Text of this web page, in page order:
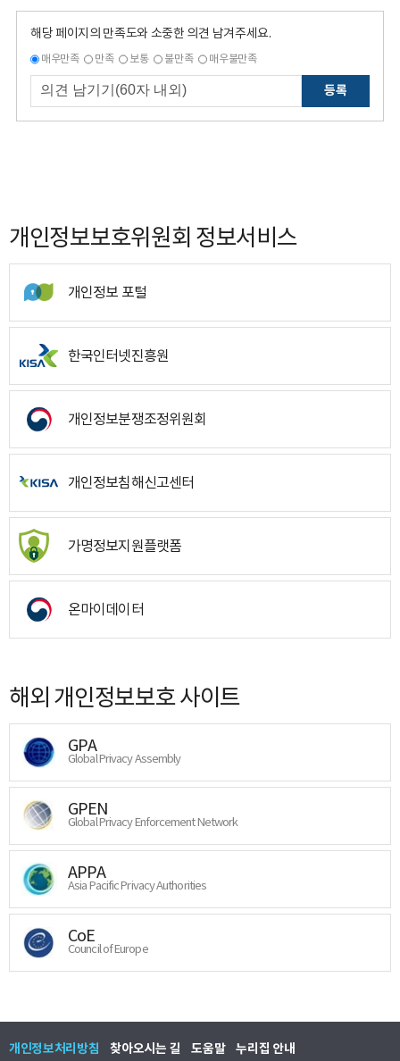
해당 페이지의 만족도와 소중한 의견 남겨주세요.
매우만족 만족 보통 불만족 매우불만족
등록
개인정보보호위원회 정보서비스
개인정보 포털
한국인터넷진흥원
개인정보분쟁조정위원회
개인정보침해신고센터
가명정보지원플랫폼
온마이데이터
해외 개인정보보호 사이트
GPA
Global Privacy Assembly
GPEN
Global Privacy Enforcement Network
APPA
Asia Pacific Privacy Authorities
CoE
Council of Europe
개인정보처리방침 찾아오시는 길 도움말 누리집 안내